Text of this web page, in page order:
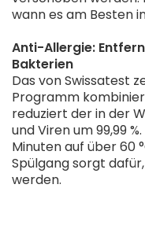
wann es am Besten
Anti-Allergie:
Bakterien
Das von Swissatest
Programm
reduziert der in der
und Viren um 99,99
Minuten auf über 60
Spülgang sorgt
werden.